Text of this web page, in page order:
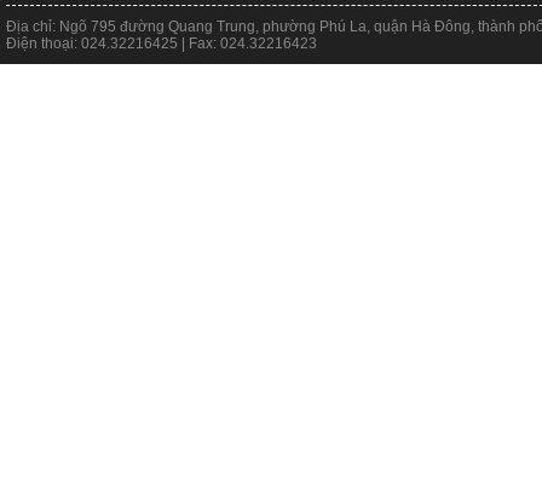
Địa chỉ: Ngõ 795 đường Quang Trung, phường Phú La, quận Hà Đông, thành
Điện thoại: 024.32216425 | Fax: 024.32216423